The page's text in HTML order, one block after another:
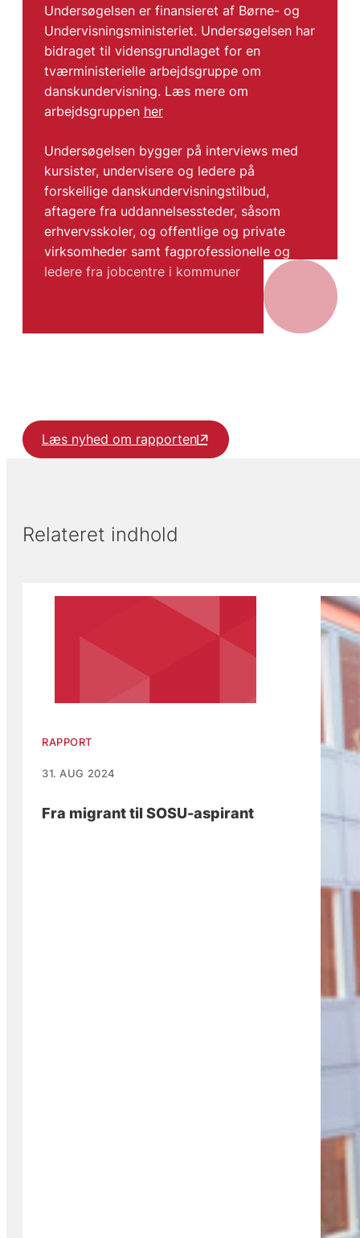
Undersøgelsen er finansieret af Børne- og
Undervisningsministeriet. Undersøgelsen har
bidraget til vidensgrundlaget for en
tværministerielle arbejdsgruppe om
danskundervisning. Læs mere om
arbejdsgruppen her
Undersøgelsen bygger på interviews med
kursister, undervisere og ledere på
forskellige danskundervisningstilbud,
aftagere fra uddannelsessteder, såsom
erhvervsskoler, og offentlige og private
virksomheder samt fagprofessionelle og
ledere fra jobcentre i kommuner
Læs nyhed om rapporten
Relateret indhold
RAPPORT
31. AUG 2024
Fra migrant til SOSU-aspirant